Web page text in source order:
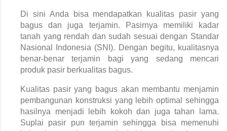
Di sini Anda bisa mendapatkan kualitas pasir yang
bagus dan juga terjamin. Pasirnya memiliki kadar
tanah yang rendah dan sudah sesuai dengan Standar
Nasional Indonesia (SNI). Dengan begitu, kualitasnya
benar-benar terjamin bagi yang sedang mencari
produk pasir berkualitas bagus.
Kualitas pasir yang bagus akan membantu menjamin
pembangunan konstruksi yang lebih optimal sehingga
hasilnya menjadi lebih kokoh dan juga tahan lama.
Suplai pasir pun terjamin sehingga bisa memenuhi